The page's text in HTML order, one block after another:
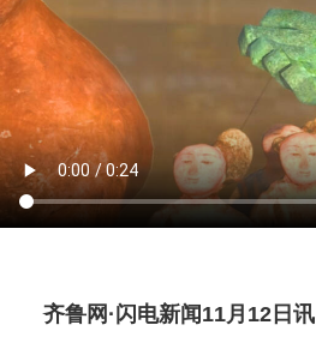
齐鲁网 ·闪电新闻11月12日讯